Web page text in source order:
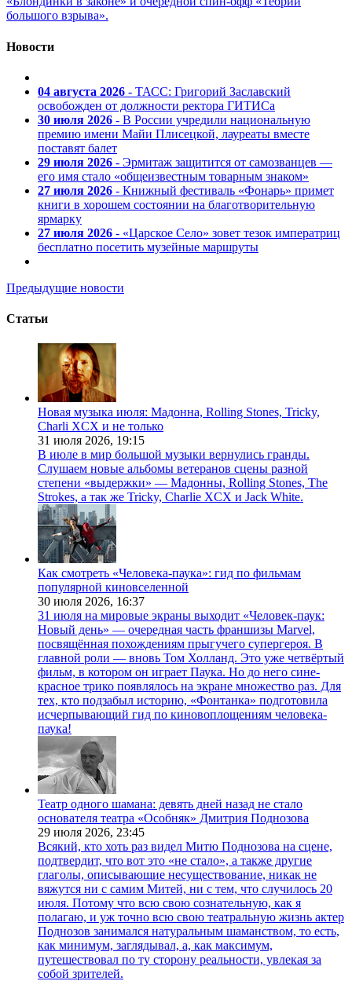
большого взрыва».
Новости
04 августа 2026 - ТАСС: Григорий Заславский
освобожден от должности ректора ГИТИСа
30 июля 2026 - В России учредили национальную
премию имени Майи Плисецкой, лауреаты вместе
поставят балет
29 июля 2026 - Эрмитаж защитится от самозванцев —
его имя стало «общеизвестным товарным знаком»
27 июля 2026 - Книжный фестиваль «Фонарь» примет
книги в хорошем состоянии на благотворительную
ярмарку
27 июля 2026 - «Царское Село» зовет тезок императриц
бесплатно посетить музейные маршруты
Предыдущие новости
Статьи
Новая музыка июля: Мадонна, Rolling Stones, Tricky,
Charli XCX и не только
31 июля 2026, 19:15
В июле в мир большой музыки вернулись гранды.
Слушаем новые альбомы ветеранов сцены разной
степени «выдержки» — Мадонны, Rolling Stones, The
Strokes, а так же Tricky, Charlie XCX и Jack White.
Как смотреть «Человека-паука»: гид по фильмам
популярной киновселенной
30 июля 2026, 16:37
31 июля на мировые экраны выходит «Человек-паук:
Новый день» — очередная часть франшизы Marvel,
посвящённая похождениям прыгучего супергероя. В
главной роли — вновь Том Холланд. Это уже четвёртый
фильм, в котором он играет Паука. Но до него сине-
красное трико появлялось на экране множество раз. Для
тех, кто подзабыл историю, «Фонтанка» подготовила
исчерпывающий гид по киновоплощениям человека-
паука!
Театр одного шамана: девять дней назад не стало
основателя театра «Особняк» Дмитрия Поднозова
29 июля 2026, 23:45
Всякий, кто хоть раз видел Митю Поднозова на сцене,
подтвердит, что вот это «не стало», а также другие
глаголы, описывающие несуществование, никак не
вяжутся ни с самим Митей, ни с тем, что случилось 20
июля. Потому что всю свою сознательную, как я
полагаю, и уж точно всю свою театральную жизнь актер
Поднозов занимался натуральным шаманством, то есть,
как минимум, заглядывал, а, как максимум,
путешествовал по ту сторону реальности, увлекая за
собой зрителей.